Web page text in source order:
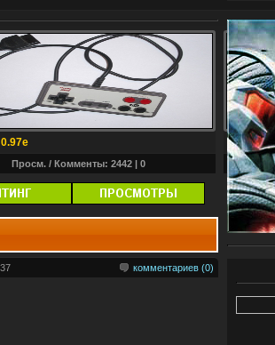
Просм. / Комменты: 2442 | 0
комментариев (0)